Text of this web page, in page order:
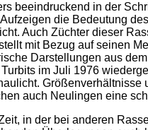
beeindruckend in der
die Bedeutung
Auch Züchter dieser
mit Bezug auf seinen
Darstellungen aus
im Juli 1976
Größenverhältnisse
auch Neulingen eine
in der bei anderen